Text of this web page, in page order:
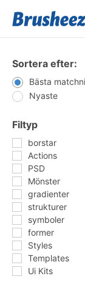
Sortera efter:
Bästa
Nyaste
Filtyp
borstar
Actions
PSD
Mönster
gradienter
strukturer
symboler
former
Styles
Templates
Ui Kits